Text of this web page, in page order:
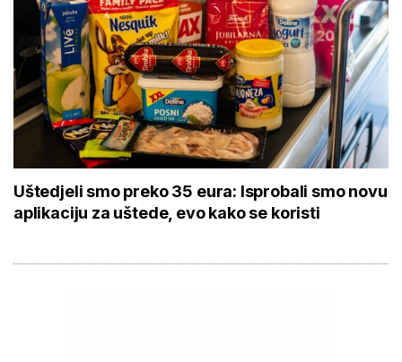
Uštedjeli smo preko 35 eura: Isprobali smo novu
aplikaciju za uštede, evo kako se koristi